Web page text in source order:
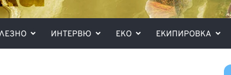
ИНТЕРВЮ ЕКО ЕКИПИРОВКА